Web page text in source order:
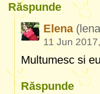
Răspunde
Elena
11 Jun
Multumesc si
Răspunde